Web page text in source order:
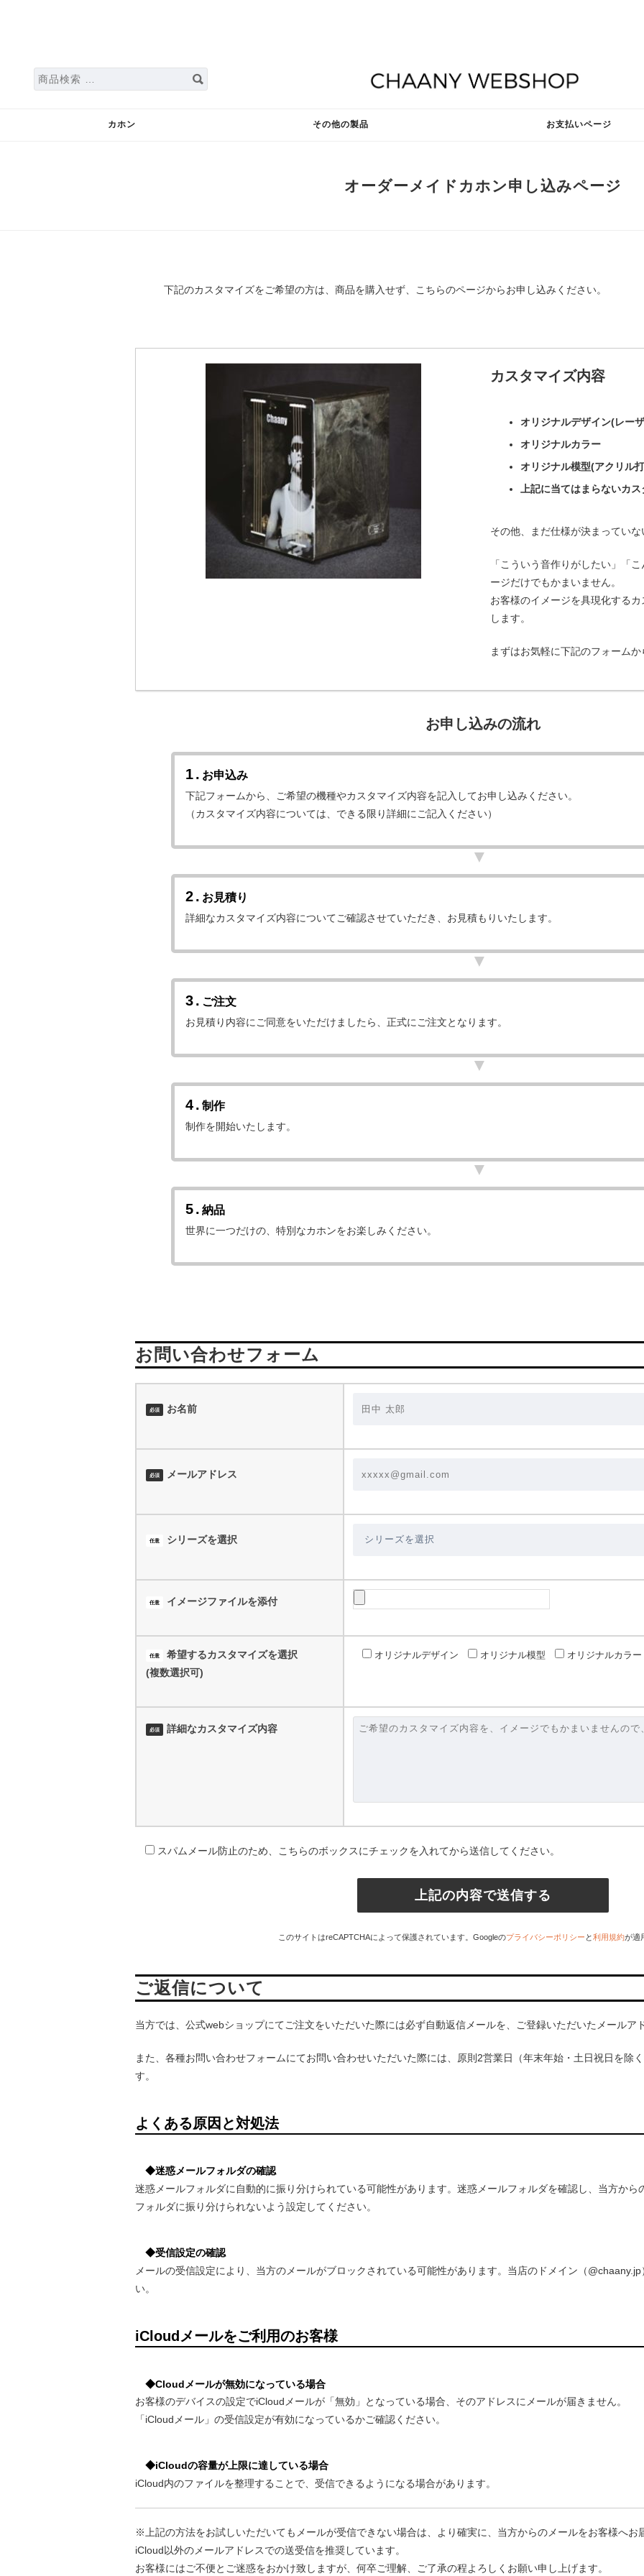
検
索
カホン その他の製品 お支払いページ
オーダーメイドカホン申し込みページ
下記のカスタマイズをご希望の方は、商品を購入せず、こちらのページからお申し込みください。
カスタマイズ内容
オリジナルデザイン(レー
オリジナルカラー
オリジナル模型(アクリル
上記に当てはまらないカ
その他、まだ仕様が決まってい
「こういう音作りがしたい」「
ージだけでもかまいません。
お客様のイメージを具現化する
します。
まずはお気軽に下記のフォーム
お申し込みの流れ
1. お申込み
下記フォームから、ご希望の機種やカスタマイズ内容を記入してお申し込みください。
（カスタマイズ内容については、できる限り詳細にご記入ください）
2. お見積り
詳細なカスタマイズ内容についてご確認させていただき、お見積もりいたします。
3. ご注文
お見積り内容にご同意をいただけましたら、正式にご注文となります。
4.制作
制作を開始いたします。
5.納品
世界に一つだけの、特別なカホンをお楽しみください。
お問い合わせフォーム
必須 お名前
必須 メールアドレス
任意 シリーズを選択
任意 イメージファイルを添付
任意
希望するカスタマイズを選択
(複数選択可)
オリジナルデザイン オリジナル模型 オリジナルカラー
必須 詳細なカスタマイズ内容
スパムメール防止のため、こちらのボックスにチェックを入れてから送信してください。
このサイトはreCAPTCHAによって保護されています。Googleのプライバシーポリシー と利用規約が適
ご返信について
当方では、公式webショップにてご注文をいただいた際には必ず自動返信メールを、ご登録いただいたメールア
また、各種お問い合わせフォームにてお問い合わせいただいた際には、原則2営業日（年末年始・土日祝日を除
す。
よくある原因と対処法
◆迷惑メールフォルダの確認
迷惑メールフォルダに自動的に振り分けられている可能性があります。迷惑メールフォルダを確認し、当方か
フォルダに振り分けられないよう設定してください。
◆受信設定の確認
メールの受信設定により、当方のメールがブロックされている可能性があります。当店のドメイン（
い。
iCloudメールをご利用のお客様
◆Cloudメールが無効になっている場合
お客様のデバイスの設定でiCloudメールが「無効」となっている場合、そのアドレスにメールが届きません。
「iCloudメール」の受信設定が有効になっているかご確認ください。
◆iCloudの容量が上限に達している場合
iCloud内のファイルを整理することで、受信できるようになる場合があります。
※上記の方法をお試しいただいてもメールが受信できない場合は、より確実に、当方からのメールをお客様へお
iCloud以外のメールアドレスでの送受信を推奨しています。
お客様にはご不便とご迷惑をおかけ致しますが、何卒ご理解、ご了承の程よろしくお願い申し上げます。